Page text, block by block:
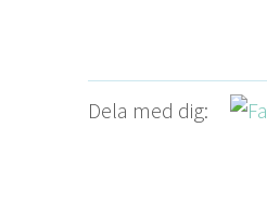
Dela med dig: